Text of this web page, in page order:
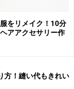
次のページへ
をリメイク！10分
アアクセサリー作
方！縫い代もきれい